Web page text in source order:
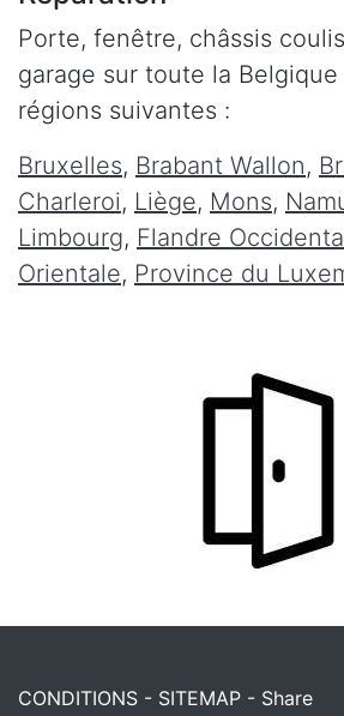
Porte, fenêtre, châssis
garage sur toute la Belgique
régions suivantes :
Bruxelles, Brabant Wallon,
Charleroi, Liège, Mons,
Limbourg, Flandre
Orientale, Province du
CONDITIONS - SITEMAP - Share